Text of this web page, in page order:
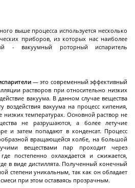
разгрузкой и прямым
разгрузкой и откидным
выгрузкой и ножевым
выгрузкой и ножевым
выгрузкой, ножевым
консольного типа
с ножевым
с ножевым
во
с пульсирующей
Далее
выше процесса используется несколько
приборов, из которых нас наиболее
- вакуумный роторный испаритель
— это современный эффективный
растворов при относительно низких
вакуума. В данном случае вещества
воздействия вакуума на процесс кипения,
низких температурах. Основной раствор не
не разрушаются, а более летучие
и затем попадают в конденсат. Процесс
вращающейся колбе, на большой
веществами пар проходит через
постепенно охлаждается и сжижается,
в виде дистиллята. Полученный конечный
степени уникальным, так как он обладает
при этом оставаясь прозрачным.